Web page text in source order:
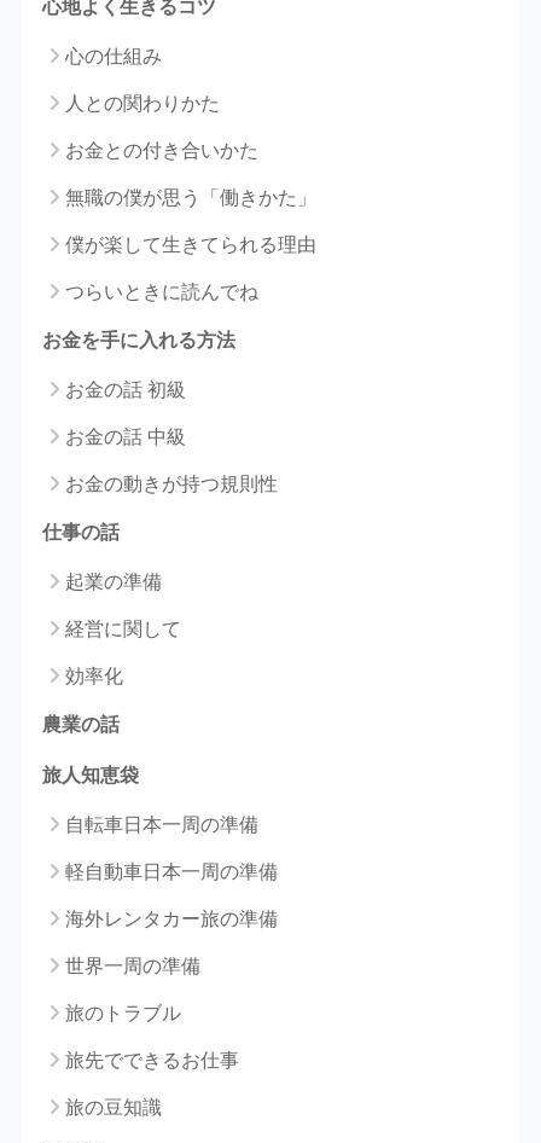
心地よく生きるコツ
心の仕組み
人との関わりかた
お金との付き合いかた
無職の僕が思う「働きかた」
僕が楽して生きてられる理由
つらいときに読んでね
お金を手に入れる方法
お金の話 初級
お金の話 中級
お金の動きが持つ規則性
仕事の話
起業の準備
経営に関して
効率化
農業の話
旅人知恵袋
自転車日本一周の準備
軽自動車日本一周の準備
海外レンタカー旅の準備
世界一周の準備
旅のトラブル
旅先でできるお仕事
旅の豆知識